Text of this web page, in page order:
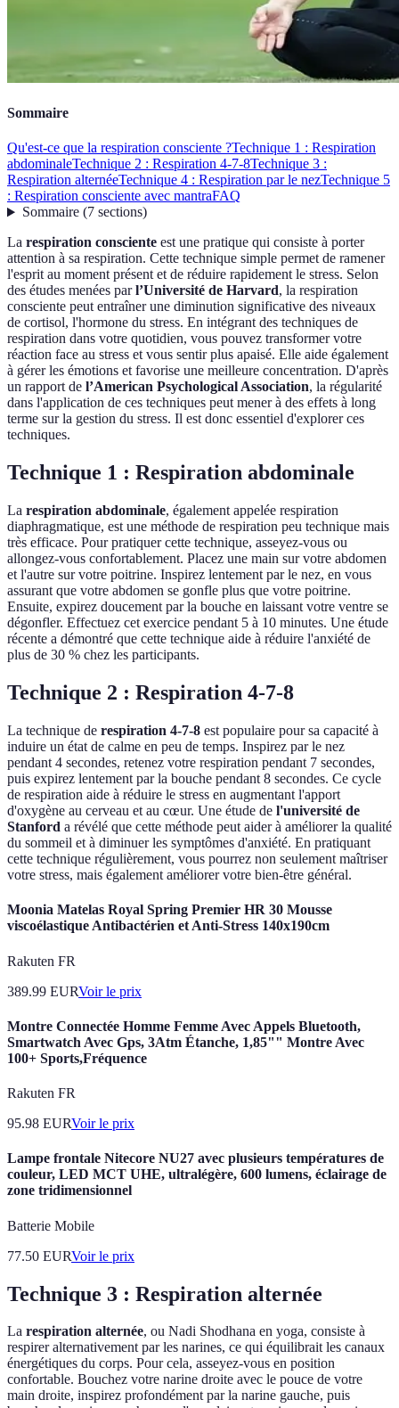
Sommaire
Qu'est-ce que la respiration consciente ?Technique 1 : Respiration
abdominaleTechnique 2 : Respiration 4-7-8Technique 3 :
Respiration alternéeTechnique 4 : Respiration par le nezTechnique 5
: Respiration consciente avec mantraFAQ
Sommaire(7 sections)
La respiration consciente est une pratique qui consiste à porter
attention à sa respiration. Cette technique simple permet de ramener
l'esprit au moment présent et de réduire rapidement le stress. Selon
des études menées parl’Université de Harvard, la respiration
consciente peut entraîner une diminution significative des niveaux
de cortisol, l'hormone du stress. En intégrant des techniques de
respiration dans votre quotidien, vous pouvez transformer votre
réaction face au stress et vous sentir plus apaisé. Elle aide également
à gérer les émotions et favorise une meilleure concentration. D'après
un rapport de l’American Psychological Association, la régularité
dans l'application de ces techniques peut mener à des effets à long
terme sur la gestion du stress. Il est donc essentiel d'explorer ces
techniques.
Technique 1 : Respiration abdominale
La respiration abdominale, également appelée respiration
diaphragmatique, est une méthode de respiration peu technique mais
très efficace. Pour pratiquer cette technique, asseyez-vous ou
allongez-vous confortablement. Placez une main sur votre abdomen
et l'autre sur votre poitrine. Inspirez lentement par le nez, en vous
assurant que votre abdomen se gonfle plus que votre poitrine.
Ensuite, expirez doucement par la bouche en laissant votre ventre se
dégonfler. Effectuez cet exercice pendant 5 à 10 minutes. Une étude
récente a démontré que cette technique aide à réduire l'anxiété de
plus de 30 % chez les participants.
Technique 2 : Respiration 4-7-8
La technique de respiration 4-7-8 est populaire pour sa capacité à
induire un état de calme en peu de temps. Inspirez par le nez
pendant 4 secondes, retenez votre respiration pendant 7 secondes,
puis expirez lentement par la bouche pendant 8 secondes. Ce cycle
de respiration aide à réduire le stress en augmentant l'apport
d'oxygène au cerveau et au cœur. Une étude de l'université de
Stanford a révélé que cette méthode peut aider à améliorer la qualité
du sommeil et à diminuer les symptômes d'anxiété. En pratiquant
cette technique régulièrement, vous pourrez non seulement maîtriser
votre stress, mais également améliorer votre bien-être général.
Moonia Matelas Royal Spring Premier HR 30 Mousse
viscoélastique Antibactérien et Anti-Stress 140x190cm
Rakuten FR
389.99 EURVoir le prix
Montre Connectée Homme Femme Avec Appels Bluetooth,
Smartwatch Avec Gps, 3Atm Étanche, 1,85"" Montre Avec
100+ Sports,Fréquence
Rakuten FR
95.98 EURVoir le prix
Lampe frontale Nitecore NU27 avec plusieurs températures de
couleur, LED MCT UHE, ultralégère, 600 lumens, éclairage de
zone tridimensionnel
Batterie Mobile
77.50 EURVoir le prix
Technique 3 : Respiration alternée
La respiration alternée, ou Nadi Shodhana en yoga, consiste à
respirer alternativement par les narines, ce qui équilibrait les canaux
énergétiques du corps. Pour cela, asseyez-vous en position
confortable. Bouchez votre narine droite avec le pouce de votre
main droite, inspirez profondément par la narine gauche, puis